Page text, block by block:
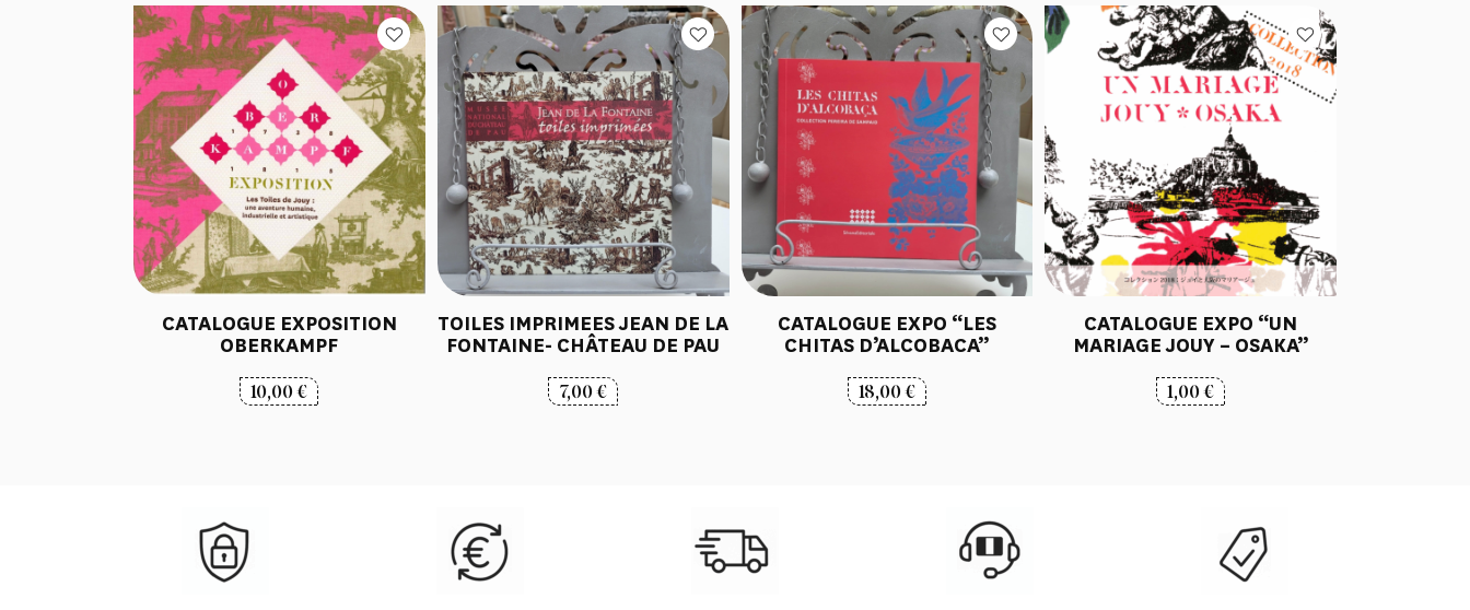
CATALOGUE EXPOSITION
OBERKAMPF
10,00€
TOILES IMPRIMEES JEAN DE LA
FONTAINE- CHÂTEAU DE PAU
7,00€
CATALOGUE EXPO “LES
CHITAS D’ALCOBACA”
18,00€
CATALOGUE EXPO “UN
MARIAGE JOUY – OSAKA”
1,00€